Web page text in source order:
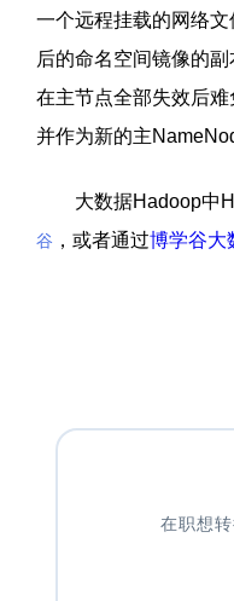
一个远程挂载的网络
后的命名空间镜像的副
在主节点全部失效后
并作为新的主
大数据Hadoop中
谷 ，或者通过博学谷大
在职想